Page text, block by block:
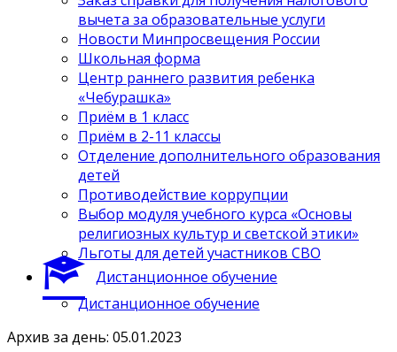
вычета за образовательные услуги
Новости Минпросвещения России
Школьная форма
Центр раннего развития ребенка
«Чебурашка»
Приём в 1 класс
Приём в 2-11 классы
Отделение дополнительного образования
детей
Противодействие коррупции
Выбор модуля учебного курса «Основы
религиозных культур и светской этики»
Льготы для детей участников СВО
Дистанционное обучение
Дистанционное обучение
Архив за день: 05.01.2023